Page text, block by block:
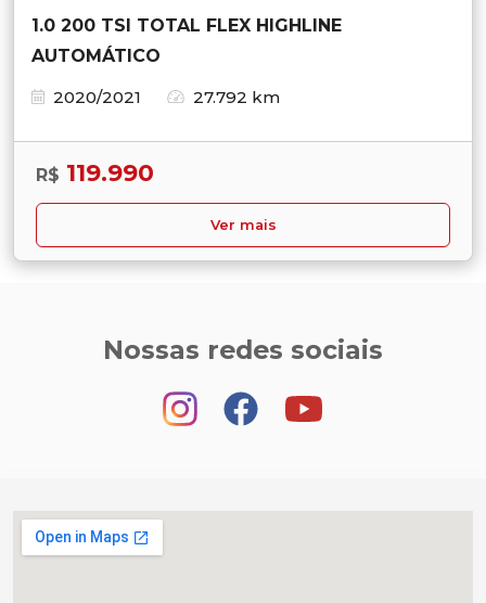
1.0 200 TSI TOTAL FLEX HIGHLINE
AUTOMÁTICO
2020/2021
27.792 km
R$ 119.990
Ver mais
Nossas redes sociais